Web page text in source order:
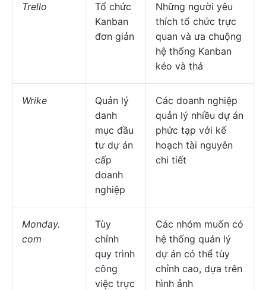
Trello
Tổ chức
Kanban
đơn giản
Những người yêu
thích tổ chức trực
quan và ưa chuộng
hệ thống Kanban
kéo và thả
Wrike
Quản lý
danh
mục đầu
tư dự án
cấp
doanh
nghiệp
Các doanh nghiệp
quản lý nhiều dự án
phức tạp với kế
hoạch tài nguyên
chi tiết
Monday.
com
Tùy
chỉnh
quy trình
công
việc trực
Các nhóm muốn có
hệ thống quản lý
dự án có thể tùy
chỉnh cao, dựa trên
hình ảnh